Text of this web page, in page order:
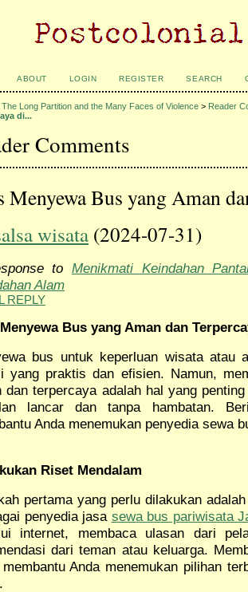
ABOUT LOGIN REGISTER SEARCH
The Long Partition and the Many Faces of Violence > Reader
di...
Comments
Menyewa Bus yang Aman
wisata (2024-07-31)
to Menikmati Keindahan
Alam
REPLY
Bus yang Aman dan
bus untuk keperluan wisata atau
yang praktis dan efisien. Namun,
dan terpercaya adalah hal yang
lancar dan tanpa hambatan.
Anda menemukan penyedia sewa
Riset Mendalam
pertama yang perlu dilakukan
penyedia jasa sewa bus pariwisata
internet, membaca ulasan dari
dari teman atau keluarga.
Anda menemukan pilihan